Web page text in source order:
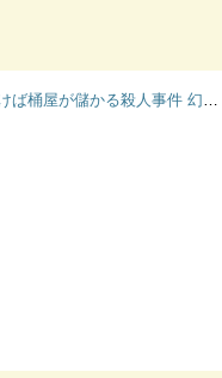
屋が儲かる殺人事件 幻冬舎文庫